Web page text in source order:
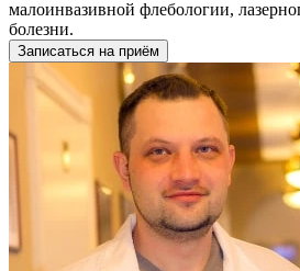
малоинвазивной флебологии,
болезни.
Записаться на приём